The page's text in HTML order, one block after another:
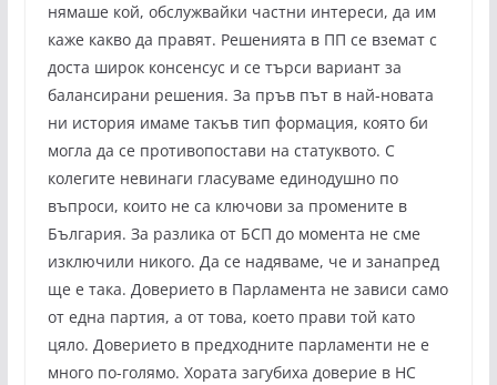
нямаше кой, обслужвайки частни интереси, да им
каже какво да правят. Решенията в ПП се вземат с
доста широк консенсус и се търси вариант за
балансирани решения. За пръв път в най-новата
ни история имаме такъв тип формация, която би
могла да се противопостави на статуквото. С
колегите невинаги гласуваме единодушно по
въпроси, които не са ключови за промените в
България. За разлика от БСП до момента не сме
изключили никого. Да се надяваме, че и занапред
ще е така. Доверието в Парламента не зависи само
от една партия, а от това, което прави той като
цяло. Доверието в предходните парламенти не е
много по-голямо. Хората загубиха доверие в НС